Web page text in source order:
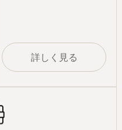
詳しく見る